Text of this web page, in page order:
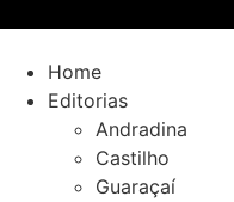
conteúdo
Home
Editorias
Andradina
Castilho
Guaraçaí